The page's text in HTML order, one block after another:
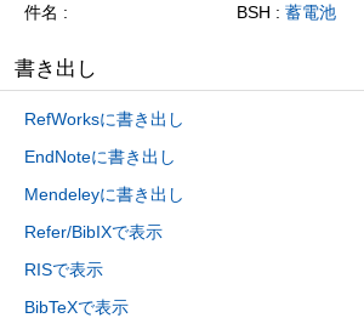
件名 BSH : 蓄電池
書き出し
RefWorksに書き出し
EndNoteに書き出し
Mendeleyに書き出し
Refer/BibIXで表示
RISで表示
BibTeXで表示